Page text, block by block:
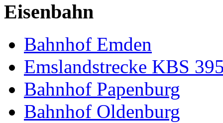
Eisenbahn
Bahnhof Emden
Emslandstrecke KBS
Bahnhof Papenburg
Bahnhof Oldenburg